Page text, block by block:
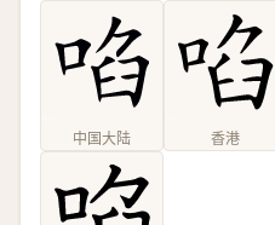
中国大陆 香港